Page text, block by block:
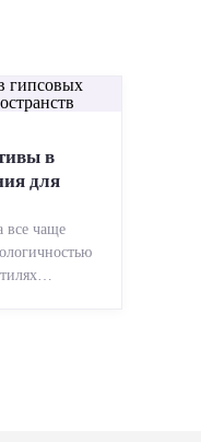
в
для
все чаще